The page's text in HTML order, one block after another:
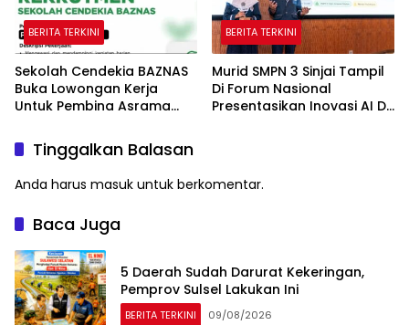
BERITA TERKINI
Sekolah Cendekia BAZNAS
Buka Lowongan Kerja
Untuk Pembina Asrama
BERITA TERKINI
Murid SMPN 3 Sinjai Tampil
Di Forum Nasional
Presentasikan Inovasi AI Di
Tinggalkan Balasan
Anda harus masuk untuk berkomentar.
Baca Juga
5 Daerah Sudah Darurat Kekeringan,
Pemprov Sulsel Lakukan Ini
BERITA TERKINI 09/08/2026